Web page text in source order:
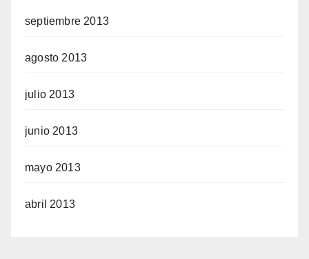
septiembre 2013
agosto 2013
julio 2013
junio 2013
mayo 2013
abril 2013